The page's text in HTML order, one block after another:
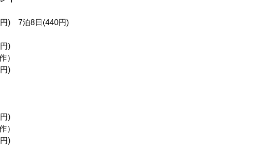
) 7泊8日(440円)
円)
）
円)
)
）
)